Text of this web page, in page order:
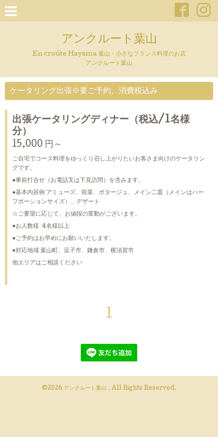
アンクルート葉山
En croûte Hayama 葉山・小さなフランス料理のお店
アンクルート葉山
ケータリング出張※要ご予約、消費税込み
出張ケータリングディナー（税込/1名様
分）
15,000 円～
ご自宅でコース料理をゆっくり召し上がりたいお客さま向けのケータリン
グです。
●事前打合せ（お電話叉は下見訪問）を含みます。
●基本内容例 アミューズ、前菜、ポタージュ、メイン二皿（メインはハー
フポーションサイズ）、デザート
☆ご要望に応じて、お値段の変動がございます。
●お人数様 4名様以上
●ご予約はお早めにお願いいたします。
●対応地域 葉山町、逗子市、鎌倉市、横須賀市
他エリアはご相談ください
1
©2026 アンクルート葉山 . All Rights Reserved.